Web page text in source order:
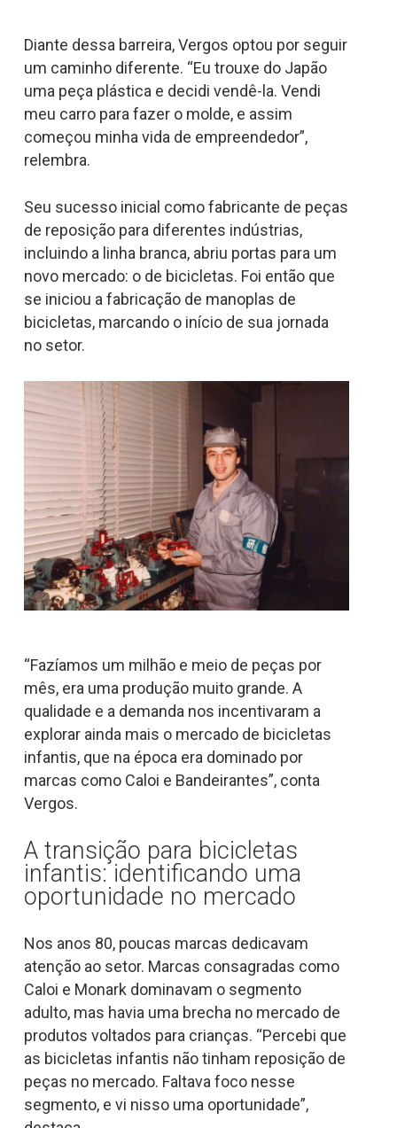
Diante dessa barreira, Vergos optou por seguir
um caminho diferente. “Eu trouxe do Japão
uma peça plástica e decidi vendê-la. Vendi
meu carro para fazer o molde, e assim
começou minha vida de empreendedor”,
relembra.
Seu sucesso inicial como fabricante de peças
de reposição para diferentes indústrias,
incluindo a linha branca, abriu portas para um
novo mercado: o de bicicletas. Foi então que
se iniciou a fabricação de manoplas de
bicicletas, marcando o início de sua jornada
no setor.
“Fazíamos um milhão e meio de peças por
mês, era uma produção muito grande. A
qualidade e a demanda nos incentivaram a
explorar ainda mais o mercado de bicicletas
infantis, que na época era dominado por
marcas como Caloi e Bandeirantes”, conta
Vergos.
A transição para bicicletas
infantis: identificando uma
oportunidade no mercado
Nos anos 80, poucas marcas dedicavam
atenção ao setor. Marcas consagradas como
Caloi e Monark dominavam o segmento
adulto, mas havia uma brecha no mercado de
produtos voltados para crianças. “Percebi que
as bicicletas infantis não tinham reposição de
peças no mercado. Faltava foco nesse
segmento, e vi nisso uma oportunidade”,